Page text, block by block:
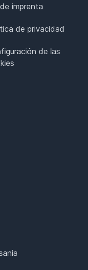
imprenta
de privacidad
de las